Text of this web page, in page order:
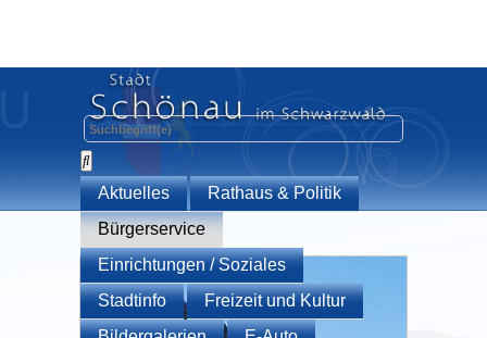
Aktuelles
Rathaus & Politik
Bürgerservice
Einrichtungen / Soziales
Stadtinfo
Freizeit und Kultur